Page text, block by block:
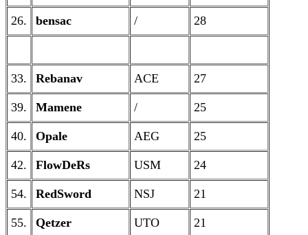
26. bensac / 28
33. Rebanav ACE 27
39. Mamene / 25
40. Opale AEG 25
42. FlowDeRs USM 24
54. RedSword NSJ 21
55. Qetzer UTO 21